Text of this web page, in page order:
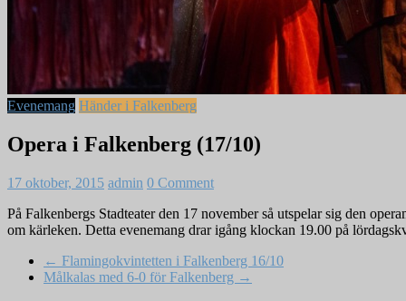
Evenemang Händer i Falkenberg
Opera i Falkenberg (17/10)
17 oktober, 2015 admin 0 Comment
På Falkenbergs Stadteater den 17 november så utspelar sig den
om kärleken. Detta evenemang drar igång klockan 19.00 på
← Flamingokvintetten i Falkenberg 16/10
Målkalas med 6-0 för Falkenberg →